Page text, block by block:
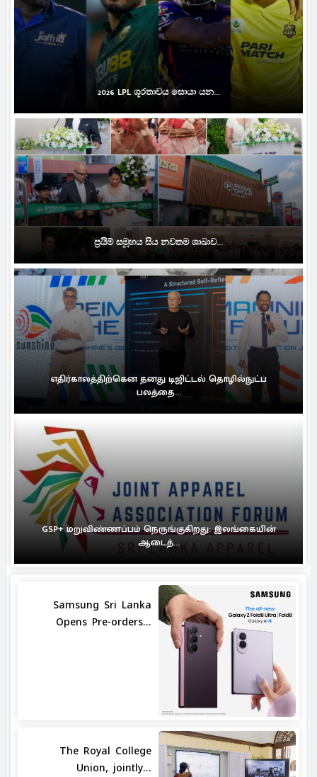
2026 LPL ශූරතාවය සොයා යන...
ප්‍රයිම් සමූහය සිය නවතම ශාඛාව...
எதிர்காலத்திற்கென தனது டிஜிட்டல் தொழில்நுட்ப
பலத்தை...
GSP+ மறுவிண்ணப்பம் நெருங்குகிறது: இலங்கையின்
ஆடைத்...
Samsung Sri Lanka
Opens Pre-orders...
The Royal College
Union, jointly...